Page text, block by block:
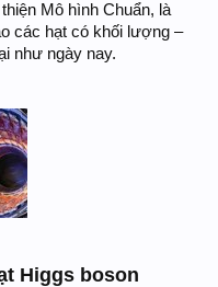
Mô hình Chuẩn, là
các hạt có khối lượng –
như ngày nay.
Higgs boson